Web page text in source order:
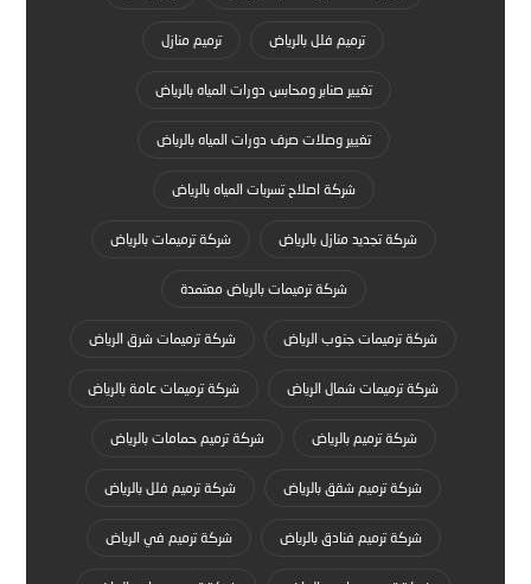
ترميم فلل بالرياض ترميم منازل
تغيير صنابر ومحابس دورات المياه بالرياض
تغيير وصلات صرف دورات المياه بالرياض
شركة اصلاح تسربات المياه بالرياض
شركة تجديد منازل بالرياض شركة ترميمات بالرياض
شركة ترميمات بالرياض معتمدة
شركة ترميمات جنوب الرياض شركة ترميمات شرق الرياض
شركة ترميمات شمال الرياض شركة ترميمات عامة بالرياض
شركة ترميم بالرياض شركة ترميم حمامات بالرياض
شركة ترميم شقق بالرياض شركة ترميم فلل بالرياض
شركة ترميم فنادق بالرياض شركة ترميم في الرياض